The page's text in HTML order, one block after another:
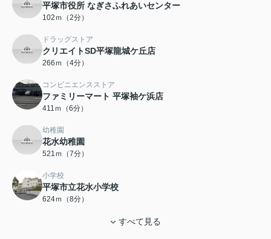
平塚市役所 なぎさふれあいセンター
102ｍ（2分）
ドラッグストア
クリエイトSD平塚龍城ケ丘店
266ｍ（4分）
コンビニエンスストア
ファミリーマート 平塚袖ケ浜店
411ｍ（6分）
幼稚園
花水幼稚園
521ｍ（7分）
小学校
平塚市立花水小学校
624ｍ（8分）
すべて見る